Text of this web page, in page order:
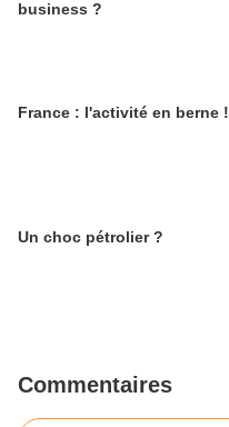
business ?
France : l'activité en berne !
Un choc pétrolier ?
Commentaires